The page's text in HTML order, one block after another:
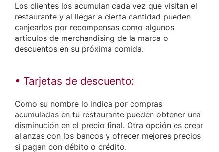
Los clientes los acumulan cada vez que visitan el
restaurante y al llegar a cierta cantidad pueden
canjearlos por recompensas como algunos
artículos de merchandising de la marca o
descuentos en su próxima comida.
• Tarjetas de descuento:
Como su nombre lo indica por compras
acumuladas en tu restaurante pueden obtener una
disminución en el precio final. Otra opción es crear
alianzas con los bancos y ofrecer mejores precios
si pagan con débito o crédito.